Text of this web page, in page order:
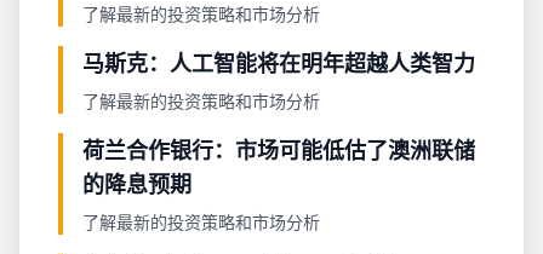
了解最新的投资策略和市场分析
马斯克：人工智能将在明年超越人类智力
了解最新的投资策略和市场分析
荷兰合作银行：市场可能低估了澳洲联储
的降息预期
了解最新的投资策略和市场分析